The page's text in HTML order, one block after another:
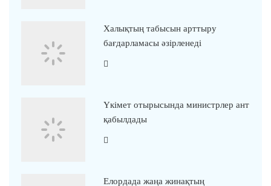
Халықтың табысын арттыру
бағдарламасы әзірленеді
Үкімет отырысында министрлер ант
қабылдады
Елордада жаңа жинақтың